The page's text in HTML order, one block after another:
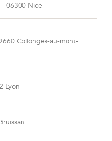
06300 Nice
Collonges-au-mont-
Lyon